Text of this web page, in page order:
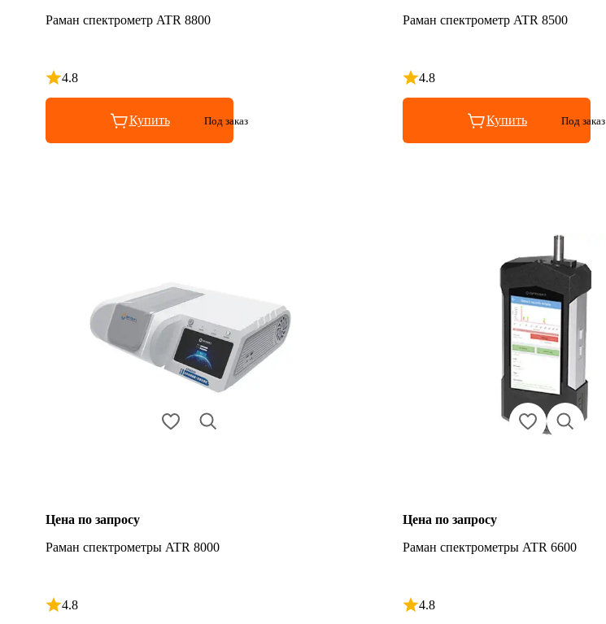
Раман спектрометр ATR 8800
4.8
Рейтинг 4.8 из 5
Купить Под заказ
Раман спектрометр ATR 8500
4.8
Рейтинг 4.8 из 5
Купить Под заказ
Цена по запросу
Раман спектрометры ATR 8000
4.8
Рейтинг 4.8 из 5
Цена по запросу
Раман спектрометры ATR 6600
4.8
Рейтинг 4.8 из 5